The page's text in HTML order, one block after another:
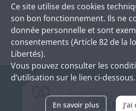
Ce site utilise des cookies
son bon fonctionnement. Ils ne
donnée personnelle et sont
consentements (Article 82 de la
Libertés).
Vous pouvez consulter les
d’utilisation sur le lien ci-dessous.
En savoir plus J'ai